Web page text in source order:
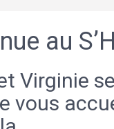
au
Virginie
vous